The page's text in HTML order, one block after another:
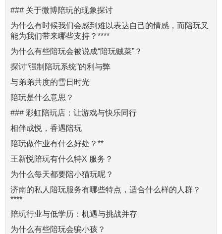
### 关于微博陪玩的现象探讨
为什么有时候我们会感到难以表达自己的情感，而陪玩又
能为我们带来哪些支持？****
为什么有些陪玩会被说成“陪玩贼菜”？
探讨“强制陪玩系统”的利与弊
与弟弟共度的雪日时光
陪玩是什么意思？
### 彩虹陪玩店：让游戏与快乐同行
相伴成悦，香遇陪玩
陪玩做作业有什么好处？**
王新悦陪玩有什么特X 服务？
为什么每天都要陪小猫玩呢？
济南的私人陪玩服务有哪些特点，适合什么样的人群？
****
陪玩行业与低学历：机遇与挑战并存
为什么有些陪玩会骗小孩？